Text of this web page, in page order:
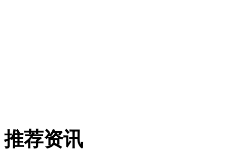
推荐资讯